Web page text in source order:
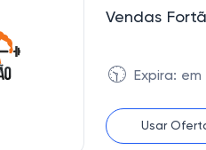
Vendas
🕥 Expira:
Usar